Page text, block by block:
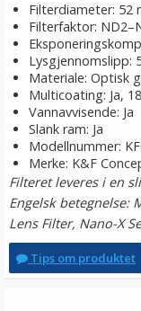
Filterdiameter: 52
Filterfaktor:
Lysgjennomslipp:
Materiale: Optisk
Multicoating: Ja,
Vannavvisende: Ja
Slank ram: Ja
Modellnummer:
Merke: K&F
Filteret leveres i en
Engelsk betegnelse:
Lens Filter, Nano-X
Tips om produktet